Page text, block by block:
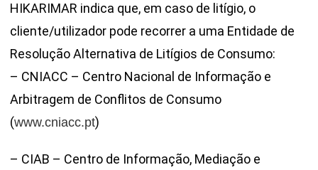
HIKARIMAR indica que, em caso de litígio, o
cliente/utilizador pode recorrer a uma Entidade de
Resolução Alternativa de Litígios de Consumo:
– CNIACC – Centro Nacional de Informação e
Arbitragem de Conflitos de Consumo
(www.cniacc.pt)
– CIAB – Centro de Informação, Mediação e